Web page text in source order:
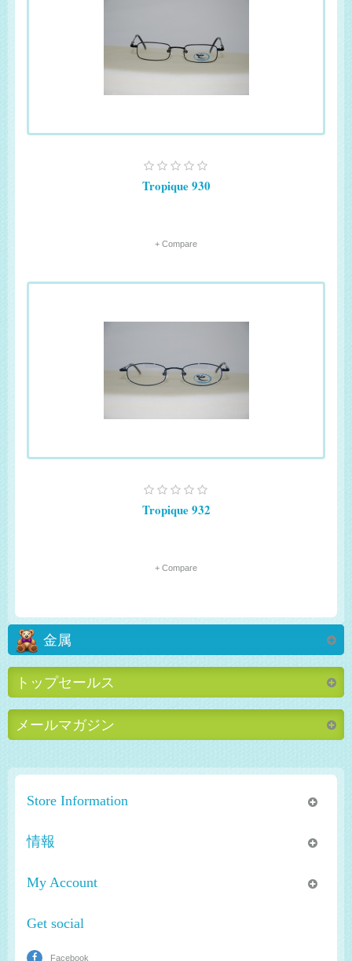
Tropique 930
+ Compare
Tropique 932
+ Compare
金属
トップセールス
メールマガジン
Store Information
情報
My Account
Get social
Facebook